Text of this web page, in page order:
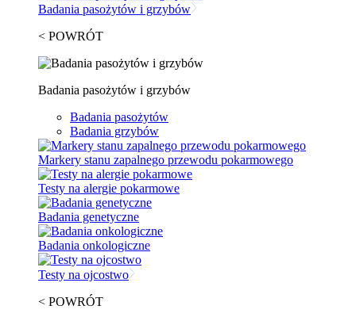
Badania pasożytów i grzybów
< POWRÓT
Badania pasożytów i grzybów
Badania pasożytów
Badania grzybów
Markery stanu zapalnego przewodu pokarmowego
Testy na alergie pokarmowe
Badania genetyczne
Badania onkologiczne
Testy na ojcostwo
< POWRÓT